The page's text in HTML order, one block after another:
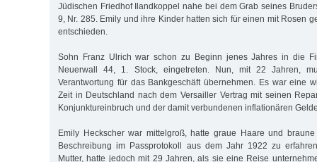
Jüdischen Friedhof Ilandkoppel nahe bei dem Grab seines
9, Nr. 285. Emily und ihre Kinder hatten sich für einen mit Rosen
entschieden.
Sohn Franz Ulrich war schon zu Beginn jenes Jahres in die
Neuerwall 44, 1. Stock, eingetreten. Nun, mit 22 Jahren,
Verantwortung für das Bankgeschäft übernehmen. Es war eine
Zeit in Deutschland nach dem Versailler Vertrag mit seinen
Konjunktureinbruch und der damit verbundenen inflationären
Emily Heckscher war mittelgroß, hatte graue Haare und
Beschreibung im Passprotokoll aus dem Jahr 1922 zu
Mutter, hatte jedoch mit 29 Jahren, als sie eine Reise